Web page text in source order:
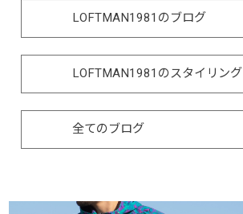
LOFTMAN1981のブログ
LOFTMAN1981のスタイリング
全てのブログ